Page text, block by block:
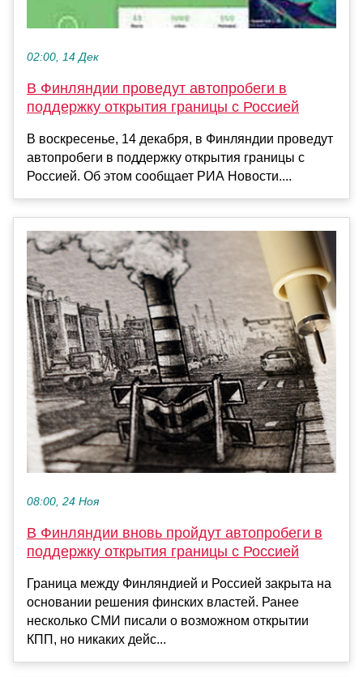
02:00, 14 Дек
В Финляндии проведут автопробеги в
поддержку открытия границы с Россией
В воскресенье, 14 декабря, в Финляндии проведут
автопробеги в поддержку открытия границы с
Россией. Об этом сообщает РИА Новости....
08:00, 24 Ноя
В Финляндии вновь пройдут автопробеги в
поддержку открытия границы с Россией
Граница между Финляндией и Россией закрыта на
основании решения финских властей. Ранее
несколько СМИ писали о возможном открытии
КПП, но никаких дейс...